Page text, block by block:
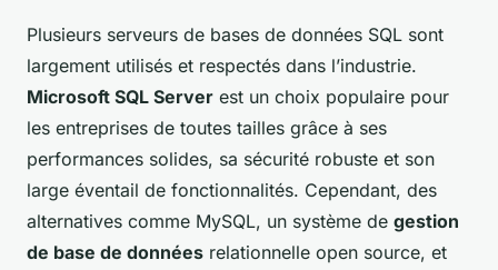
Plusieurs serveurs de bases de données SQL sont
largement utilisés et respectés dans l’industrie.
Microsoft SQL Server est un choix populaire pour
les entreprises de toutes tailles grâce à ses
performances solides, sa sécurité robuste et son
large éventail de fonctionnalités. Cependant, des
alternatives comme MySQL, un système de gestion
de base de données relationnelle open source, et